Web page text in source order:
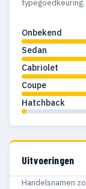
typegoedkeuring.
Onbekend
Sedan
Cabriolet
Coupe
Hatchback
Uitvoeringen
Handelsnamen